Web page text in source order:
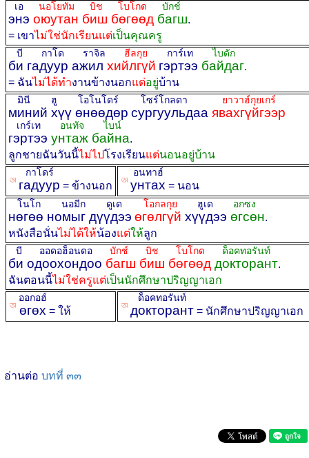
энэ оюутан биш бөгөөд багш
เอนอโยทัม บิช โบโกด บักช์
.
= เขาไม่ใช่นักเรียนแต่เป็นคุณครู
би гадуур ажил хийлгүй
บี กาโด ราจิล ฮีลกุย
гэртээ байдаг
การ์เทไบดัก
.
= ฉันไม่ได้ทำงานข้างนอกแต่อยู่บ้าน
миний хүү өнөөдөр
มินี ฮู โอโนโดร์
сургуульдаа явахгүйгээр
โซร์โกลดา ยาวาฮ์กุยเกร์
гэртээ унтаж байна
เกร์เท อนทัจ ไบน์
.
ลูกชายฉันวันนี้ไม่ไปโรงเรียนแต่นอนอยู่บ้าน
ꡐ гадуур
กาโดร์
= ข้างนอก ꡐ унтах
อนทาฮ์
= นอน
нөгөө номыг дүүдээ
โนโก นอมีก ดูเด
өгөлгүй хүүдээ өгсөн
โอกลกุย ฮูเด อกซง
.
หนังสือนั่นไม่ได้ให้น้องแต่ให้ลูก
би одоохондоо багш биш бөгөөд докторант
บี ออดอฮ็อนดอ บักช์ บิช โบโกด ด็อคทอรันท์
.
ฉันตอนนี้ไม่ใช่ครูแต่เป็นนักศึกษาปริญญาเอก
ꡐ өгөх
ออกอฮ์
= ให้ ꡐ докторант
ด็อคทอรันท์
= นักศึกษาปริญญาเอก
อ่านต่อ บทที่ ๓๓